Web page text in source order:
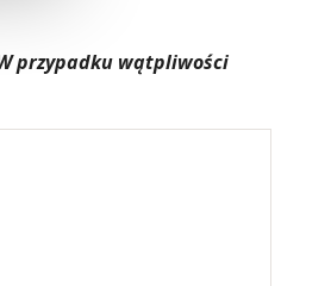
przypadku wątpliwości